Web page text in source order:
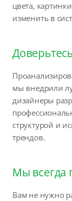
цвета,
изменить в
мы внедрили
дизайнеры
структурой и
трендов.
Мы всегда
Вам не нужно